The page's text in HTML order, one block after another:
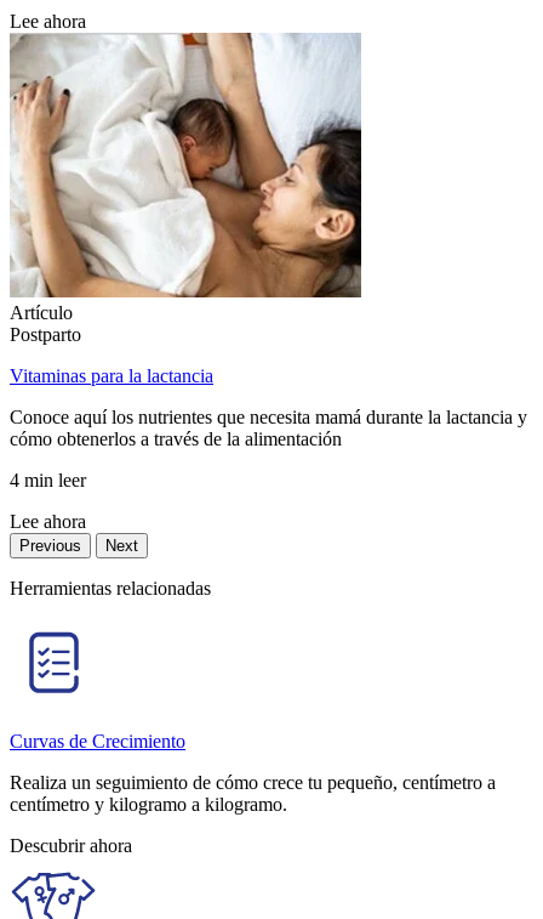
Lee ahora
Artículo
Postparto
Vitaminas para la lactancia
Conoce aquí los nutrientes que necesita mamá durante la lactancia y
cómo obtenerlos a través de la alimentación
4 min leer
Lee ahora
Previous Next
Herramientas relacionadas
Curvas de Crecimiento
Realiza un seguimiento de cómo crece tu pequeño, centímetro a
centímetro y kilogramo a kilogramo.
Descubrir ahora